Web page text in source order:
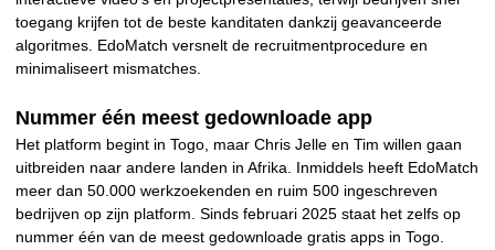
toegang krijfen tot de beste kanditaten dankzij geavanceerde
algoritmes. EdoMatch versnelt de recruitmentprocedure en
minimaliseert mismatches.
Nummer één meest gedownloade app
Het platform begint in Togo, maar Chris Jelle en Tim willen gaan
uitbreiden naar andere landen in Afrika. Inmiddels heeft EdoMatch
meer dan 50.000 werkzoekenden en ruim 500 ingeschreven
bedrijven op zijn platform. Sinds februari 2025 staat het zelfs op
nummer één van de meest gedownloade gratis apps in Togo.